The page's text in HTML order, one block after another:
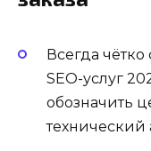
Всегда
SEO-услуг
обозначить
технический